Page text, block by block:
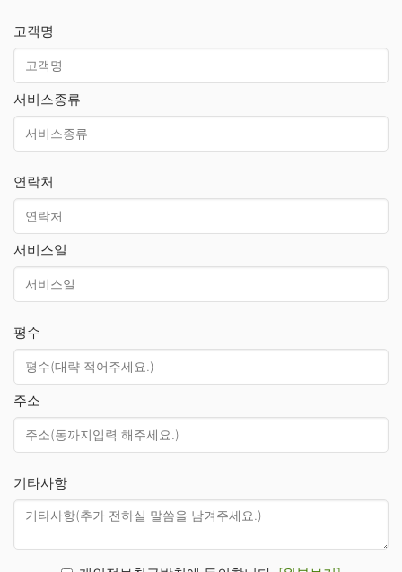
고객명
서비스종류
연락처
서비스일
평수
주소
기타사항